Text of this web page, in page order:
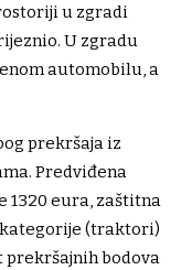
u zgradi
U zgradu
automobilu, a
prekršaja iz
Predviđena
1320 eura, zaštitna
(traktori)
prekršajnih bodova